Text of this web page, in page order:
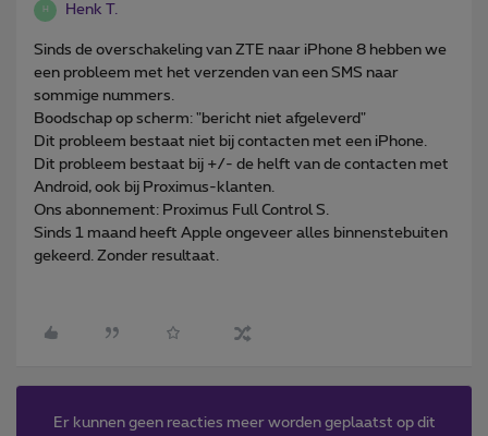
H Henk T.
Sinds de overschakeling van ZTE naar iPhone 8 hebben we
een probleem met het verzenden van een SMS naar
sommige nummers.
Boodschap op scherm: "bericht niet afgeleverd"
Dit probleem bestaat niet bij contacten met een iPhone.
Dit probleem bestaat bij +/- de helft van de contacten met
Android, ook bij Proximus-klanten.
Ons abonnement: Proximus Full Control S.
Sinds 1 maand heeft Apple ongeveer alles binnenstebuiten
gekeerd. Zonder resultaat.
Er kunnen geen reacties meer worden geplaatst op dit